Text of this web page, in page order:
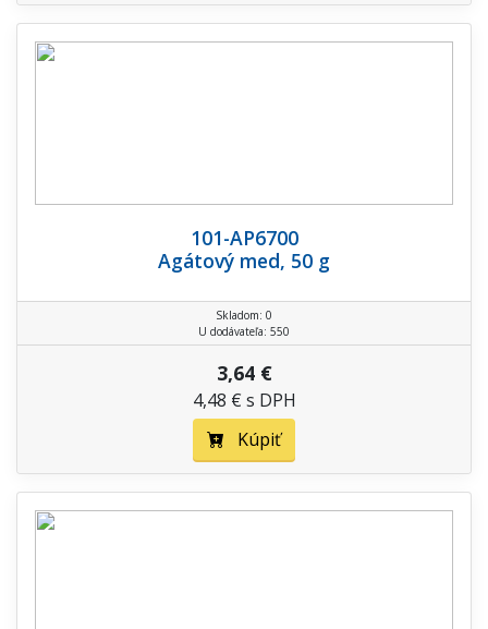
101-AP6700
Agátový med, 50 g
Skladom: 0
U dodávateľa: 550
3,64 €
4,48 € s DPH
Kúpiť